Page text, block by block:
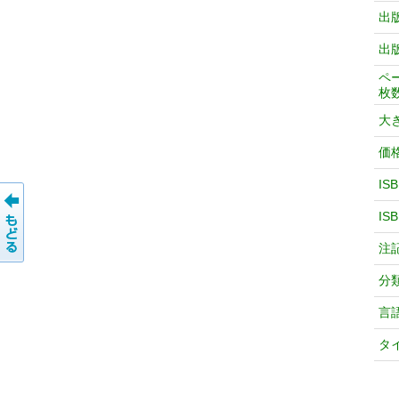
出
出
ペ
枚
大
価
注
分
言
タ